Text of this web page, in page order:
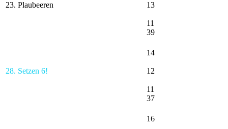
23. Plaubeeren 13
11
39
28. Setzen 6!
14
12
11
37
16